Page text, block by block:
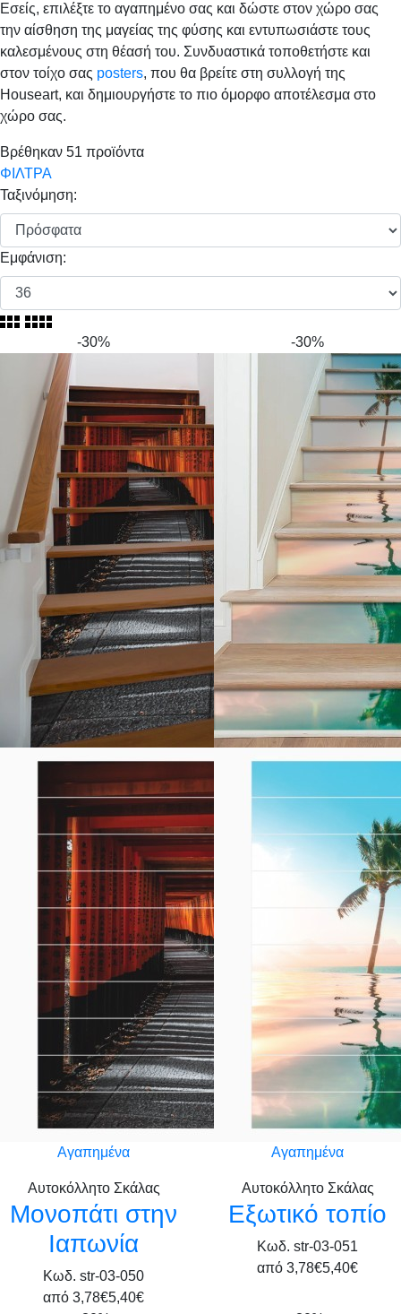
Εσείς, επιλέξτε το αγαπημένο σας και δώστε στον χώρο σας
την αίσθηση της μαγείας της φύσης και εντυπωσιάστε τους
καλεσμένους στη θέασή του. Συνδυαστικά τοποθετήστε και
στον τοίχο σας posters, που θα βρείτε στη συλλογή της
Houseart, και δημιουργήστε το πιο όμορφο αποτέλεσμα στο
χώρο σας.
Βρέθηκαν 51 προϊόντα
ΦΙΛΤΡΑ
Ταξινόμηση:
Εμφάνιση:
-30%
Αγαπημένα
Αυτοκόλλητο Σκάλας
Μονοπάτι στην
Ιαπωνία
Κωδ. str-03-050
από 3,78€5,40€
-30%
Αγαπημένα
Αυτοκόλλητο Σκάλας
Εξωτικό τοπίο
Κωδ. str-03-051
από 3,78€5,40€